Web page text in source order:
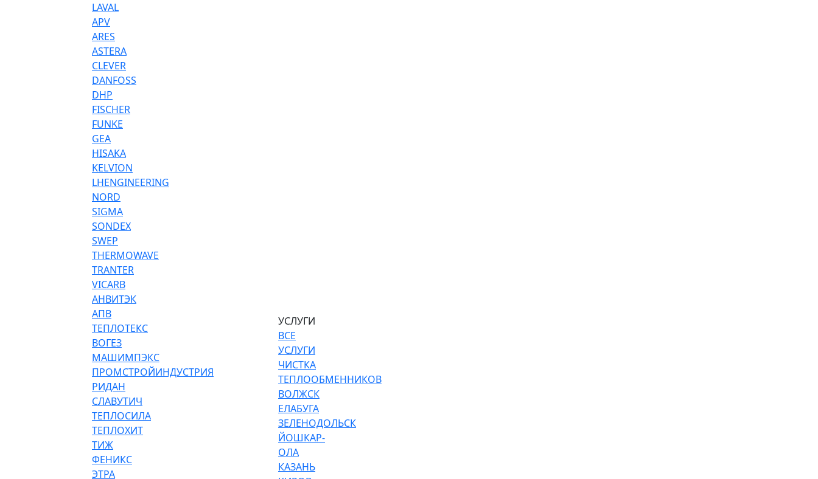
LAVAL
APV
ARES
ASTERA
CLEVER
DANFOSS
DHP
FISCHER
FUNKE
GEA
HISAKA
KELVION
LHENGINEERING
NORD
SIGMA
SONDEX
SWEP
THERMOWAVE
TRANTER
VICARB
АНВИТЭК
АПВ
ТЕПЛОТЕКС
ВОГЕЗ
МАШИМПЭКС
ПРОМСТРОЙИНДУСТРИЯ
РИДАН
СЛАВУТИЧ
ТЕПЛОСИЛА
ТЕПЛОХИТ
ТИЖ
ФЕНИКС
ЭТРА
УСЛУГИ
ВСЕ
УСЛУГИ
ЧИСТКА
ТЕПЛООБМЕННИКОВ
ВОЛЖСК
ЕЛАБУГА
ЗЕЛЕНОДОЛЬСК
ЙОШКАР-
ОЛА
КАЗАНЬ